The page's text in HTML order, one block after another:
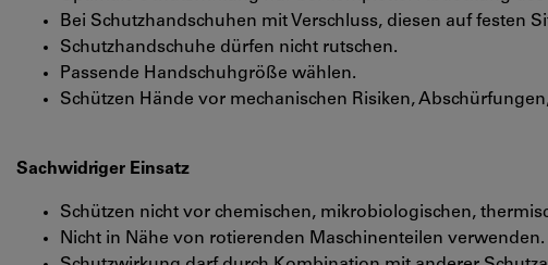
Bei Schutzhandschuhen mit Verschluss, diesen auf festen
Schutzhandschuhe dürfen nicht rutschen.
Passende Handschuhgröße wählen.
Schützen Hände vor mechanischen Risiken,
Sachwidriger Einsatz
Schützen nicht vor chemischen, mikrobiologischen,
Nicht in Nähe von rotierenden Maschinenteilen verwenden.